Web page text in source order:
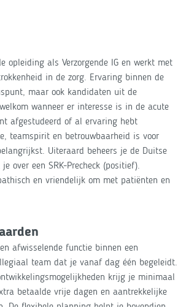
opleiding als Verzorgende IG en werkt met
in de zorg. Ervaring binnen de
maar ook kandidaten uit de
wanneer er interesse is in de acute
afgestudeerd of al ervaring hebt
teamspirit en betrouwbaarheid is voor
Uiteraard beheers je de Duitse
over een SRK-Precheck (positief).
en vriendelijk om met patiënten en
afwisselende functie binnen een
team dat je vanaf dag één begeleidt.
krijg je minimaal
betaalde vrije dagen en aantrekkelijke